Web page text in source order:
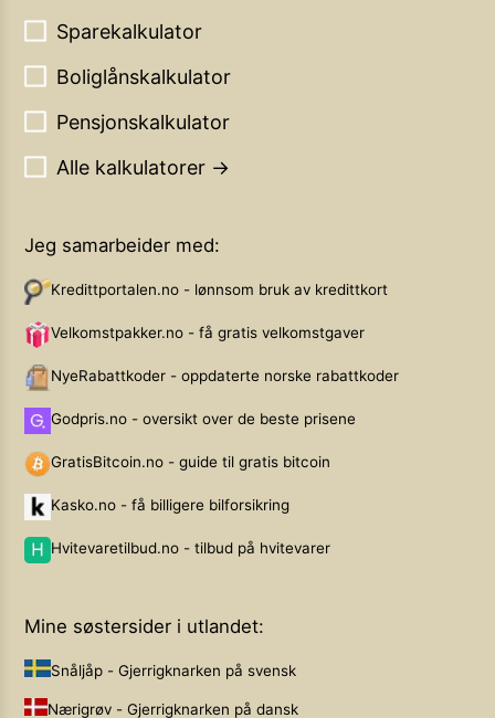
Sparekalkulator
Boliglånskalkulator
Pensjonskalkulator
Alle kalkulatorer →
Jeg samarbeider med:
Kredittportalen.no - lønnsom bruk av kredittkort
Velkomstpakker.no - få gratis velkomstgaver
NyeRabattkoder - oppdaterte norske rabattkoder
Godpris.no - oversikt over de beste prisene
GratisBitcoin.no - guide til gratis bitcoin
Kasko.no - få billigere bilforsikring
Hvitevaretilbud.no - tilbud på hvitevarer
Mine søstersider i utlandet:
Snåljåp - Gjerrigknarken på svensk
Nærigrøv - Gjerrigknarken på dansk